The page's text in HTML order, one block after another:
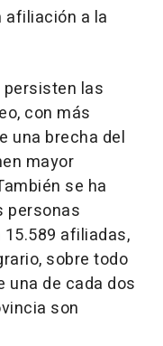
a la
persisten las
con más
una brecha del
mayor
se ha
personas
afiliadas,
sobre todo
una de cada dos
son